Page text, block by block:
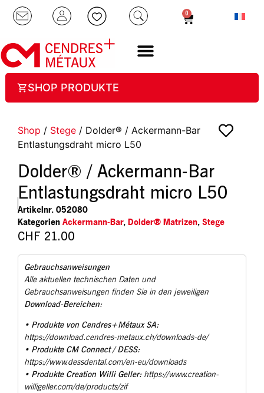
0
SHOP PRODUKTE
Shop / Stege / Dolder® / Ackermann-Bar
Entlastungsdraht micro L50
Dolder® / Ackermann-Bar
Entlastungsdraht micro L50
Artikelnr. 052080
Kategorien Ackermann-Bar, Dolder® Matrizen, Stege
CHF 21.00
Gebrauchsanweisungen
Alle aktuellen technischen Daten und
Gebrauchsanweisungen finden Sie in den jeweiligen
Download-Bereichen:
• Produkte von Cendres+Métaux SA:
https://download.cendres-metaux.ch/downloads-de/
• Produkte CM Connect / DESS:
https://www.dessdental.com/en-eu/downloads
• Produkte Creation Willi Geller: https://www.creation-
willigeller.com/de/products/zif